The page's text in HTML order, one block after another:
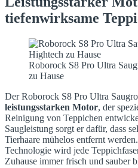
tiefenwirksame
Roborock S8 Pro Ultra
zu Hause
Der Roborock S8 Pro Ultra
leistungsstarken Motor, der
Reinigung von Teppichen
Saugleistung sorgt er dafür, dass
Tierhaare mühelos entfernt
Technologie wird jede
Zuhause immer frisch und sauber